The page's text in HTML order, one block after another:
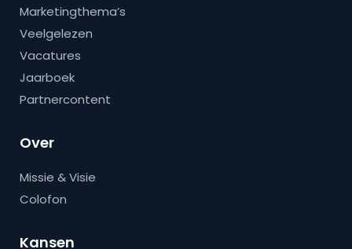
Marketingthema’s
Veelgelezen
Vacatures
Jaarboek
Partnercontent
Over
Missie & Visie
Colofon
Kansen